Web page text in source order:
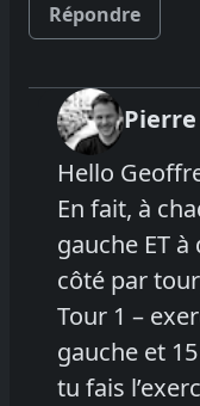
Répondre
Pierre
Hello
En fait, à
gauche ET à
côté par
Tour 1 –
gauche et
tu fais